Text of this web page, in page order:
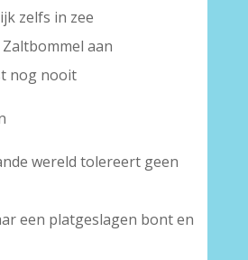
zelfs in zee
aan
nog nooit
wereld tolereert geen
een platgeslagen bont en